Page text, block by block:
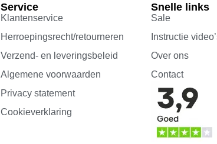
Service
Klantenservice
Herroepingsrecht/retourneren
Verzend- en leveringsbeleid
Algemene voorwaarden
Privacy statement
Cookieverklaring
Snelle links
Sale
Instructie
Over ons
Contact